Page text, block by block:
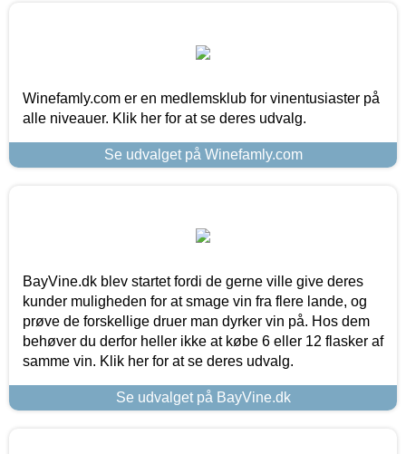
Winefamly.com er en medlemsklub for vinentusiaster på
alle niveauer. Klik her for at se deres udvalg.
Se udvalget på Winefamly.com
BayVine.dk blev startet fordi de gerne ville give deres
kunder muligheden for at smage vin fra flere lande, og
prøve de forskellige druer man dyrker vin på. Hos dem
behøver du derfor heller ikke at købe 6 eller 12 flasker af
samme vin. Klik her for at se deres udvalg.
Se udvalget på BayVine.dk